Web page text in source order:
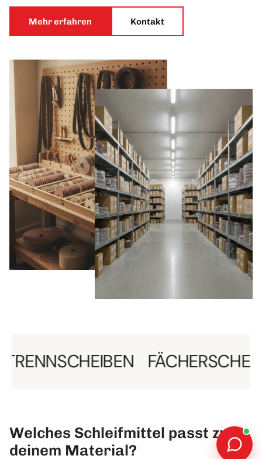
Mehr erfahren Kontakt
FÄCHERSCHEIBEN
Welches Schleifmittel passt zu
deinem Material?